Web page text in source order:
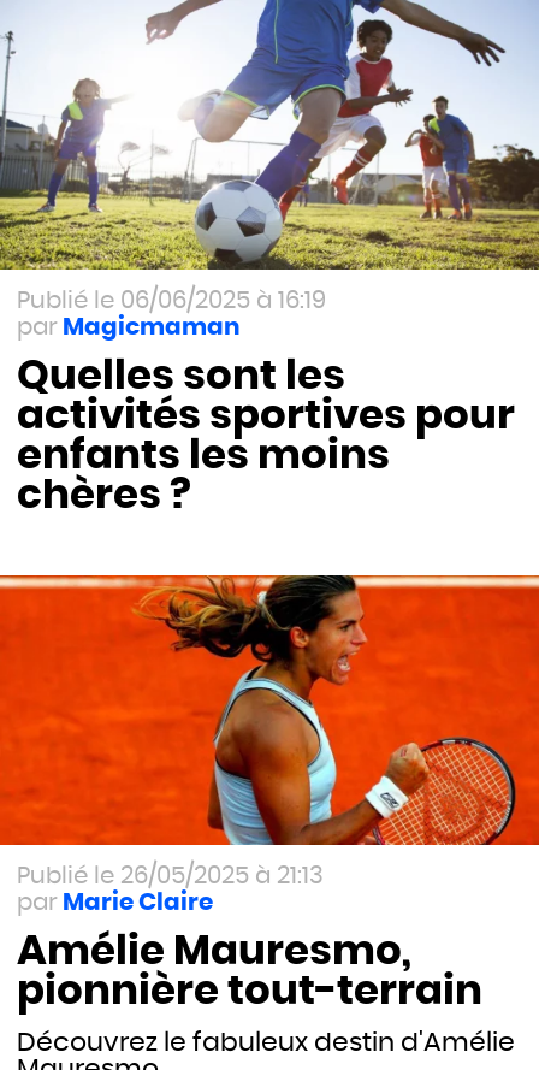
06/06/2025 à 16:19
Magicmaman
Quelles sont les
activités sportives pour
enfants les moins
chères ?
26/05/2025 à 21:13
Marie Claire
Amélie Mauresmo,
pionnière tout-terrain
Découvrez le fabuleux destin d'Amélie